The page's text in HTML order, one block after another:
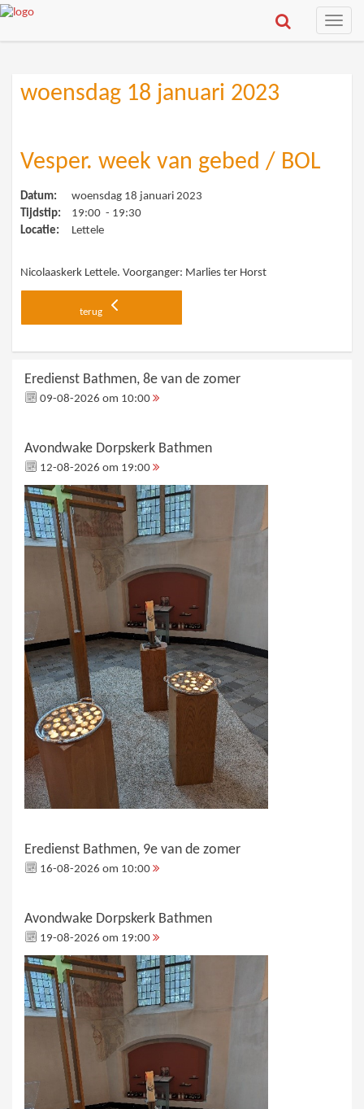
Toggle
woensdag 18 januari 2023
Vesper. week van gebed / BOL
Datum:
woensdag 18 januari 2023
Tijdstip:
19:00 - 19:30
Locatie:
Lettele
Nicolaaskerk Lettele. Voorganger: Marlies ter Horst
terug
Eredienst Bathmen, 8e van de zomer
09-08-2026 om 10:00
Avondwake Dorpskerk Bathmen
12-08-2026 om 19:00
Eredienst Bathmen, 9e van de zomer
16-08-2026 om 10:00
Avondwake Dorpskerk Bathmen
19-08-2026 om 19:00